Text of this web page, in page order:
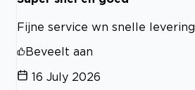
Fijne service wn snelle levering
Beveelt aan
16 July 2026